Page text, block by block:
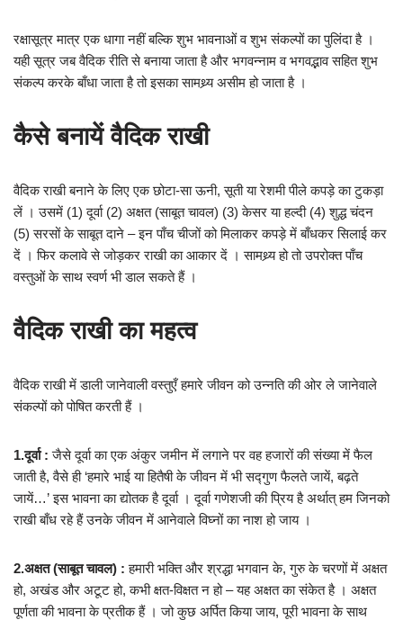
रक्षासूत्र मात्र एक धागा नहीं बल्कि शुभ भावनाओं व शुभ संकल्पों का पुलिंदा है ।
यही सूत्र जब वैदिक रीति से बनाया जाता है और भगवन्नाम व भगवद्भाव सहित शुभ
संकल्प करके बाँधा जाता है तो इसका सामथ्र्य असीम हो जाता है ।
कैसे बनायें वैदिक राखी
वैदिक राखी बनाने के लिए एक छोटा-सा ऊनी, सूती या रेशमी पीले कपड़े का टुकड़ा
लें । उसमें (1) दूर्वा (2) अक्षत (साबूत चावल) (3) केसर या हल्दी (4) शुद्ध चंदन
(5) सरसों के साबूत दाने – इन पाँच चीजों को मिलाकर कपड़े में बाँधकर सिलाई कर
दें । फिर कलावे से जोड़कर राखी का आकार दें । सामथ्र्य हो तो उपरोक्त पाँच
वस्तुओं के साथ स्वर्ण भी डाल सकते हैं ।
वैदिक राखी का महत्व
वैदिक राखी में डाली जानेवाली वस्तुएँ हमारे जीवन को उन्नति की ओर ले जानेवाले
संकल्पों को पोषित करती हैं ।
1.दूर्वा : जैसे दूर्वा का एक अंकुर जमीन में लगाने पर वह हजारों की संख्या में फैल
जाती है, वैसे ही ‘हमारे भाई या हितैषी के जीवन में भी सद्गुण फैलते जायें, बढ़ते
जायें…’ इस भावना का द्योतक है दूर्वा । दूर्वा गणेशजी की प्रिय है अर्थात् हम जिनको
राखी बाँध रहे हैं उनके जीवन में आनेवाले विघ्नों का नाश हो जाय ।
2.अक्षत (साबूत चावल) :हमारी भक्ति और श्रद्धा भगवान के, गुरु के चरणों में अक्षत
हो, अखंड और अटूट हो, कभी क्षत-विक्षत न हो – यह अक्षत का संकेत है । अक्षत
पूर्णता की भावना के प्रतीक हैं । जो कुछ अर्पित किया जाय, पूरी भावना के साथ